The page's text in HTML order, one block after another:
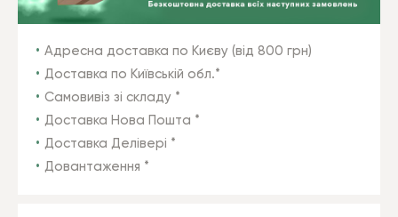
Адресна доставка по Києву (від 800 грн)
Доставка по Київській обл.*
Самовивіз зі складу *
Доставка Нова Пошта *
Доставка Делівері *
Довантаження *